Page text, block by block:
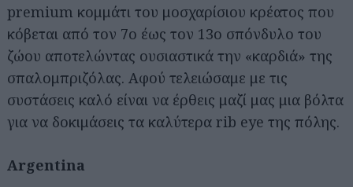
premium κομμάτι του μοσχαρίσιου κρέατος που
κόβεται από τον 7ο έως τον 13ο σπόνδυλο του
ζώου αποτελώντας ουσιαστικά την «καρδιά» της
σπαλομπριζόλας. Αφού τελειώσαμε με τις
συστάσεις καλό είναι να έρθεις μαζί μας μια βόλτα
για να δοκιμάσεις τα καλύτερα rib eye της πόλης.
Argentina